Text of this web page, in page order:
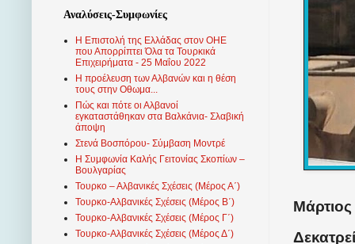
Αναλύσεις-Συμφωνίες
Η Επιστολή της Ελλάδας στον ΟΗΕ
που Απορρίπτει Όλα τα Τουρκικά
Επιχειρήματα - 25 Μαΐου 2022
Η προέλευση των Αλβανών και η θέση
τους στην Οθωμα...
Πώς και πότε οι Αλβανοί
εγκαταστάθηκαν στα Βαλκάνια- Σλαβική
άποψη
Στενά Βοσπόρου- Σύμβαση Μοντρέ
Η Συμφωνία Καλής Γειτονίας Σκοπίων –
Βουλγαρίας
Τουρκο – Αλβανικές Σχέσεις (Mέρος Α΄)
Τουρκο-Αλβανικές Σχέσεις (Μέρος Β΄)
Τουρκο-Αλβανικές Σχέσεις (Μέρος Γ΄)
Τουρκο-Αλβανικές Σχέσεις (Μέρος Δ΄)